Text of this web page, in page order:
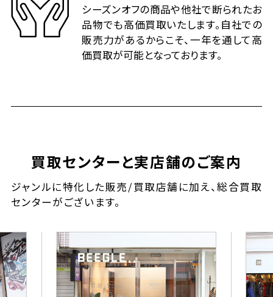
シーズンオフの商品や他社で断られたお
品物でも高価買取いたします。自社での
販売力があるからこそ、一年を通して高
価買取が可能となっております。
買取センターと実店舗のご案内
ジャンルに特化した販売/買取店舗に加え、総合買取
センターがございます。